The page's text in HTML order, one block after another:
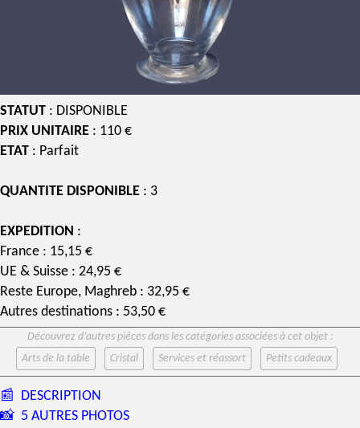
STATUT : DISPONIBLE
PRIX UNITAIRE : 110 €
ETAT : Parfait
QUANTITE DISPONIBLE : 3
EXPEDITION :
France : 15,15 €
UE & Suisse : 24,95 €
Reste Europe, Maghreb : 32,95 €
Autres destinations : 53,50 €
Découvrez d’autres pièces dans les catégories associées à cet objet :
Arts de la table
Cristal Services et réassort Petits cadeaux
📰 DESCRIPTION
📸 5 AUTRES PHOTOS